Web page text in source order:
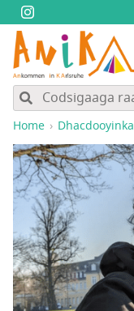
Home Dhacdooyinka